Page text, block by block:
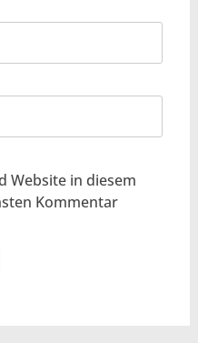
Website in diesem
Kommentar